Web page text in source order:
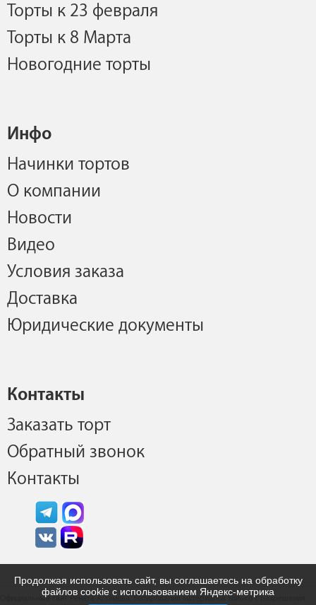
Торты к 23 февраля
Торты к 8 Марта
Новогодние торты
Инфо
Начинки тортов
О компании
Новости
Видео
Условия заказа
Доставка
Юридические документы
Контакты
Заказать торт
Обратный звонок
Контакты
Официальный сайт Рената Агзамова. Копирование материалов только с разрешения
Продолжая использовать сайт, вы соглашаетесь на обработку
файлов cookie с использованием Яндекс-метрика